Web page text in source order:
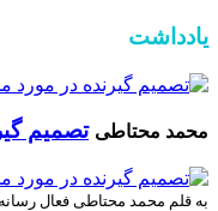
یادداشت
محمد محتاطی تصمیم
به قلم محمد محتاطی فعال